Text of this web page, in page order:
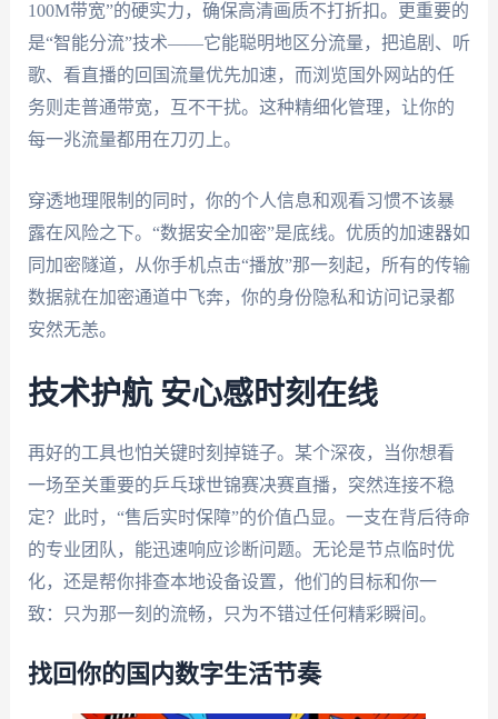
100M带宽”的硬实力，确保高清画质不打折扣。更重要的
是“智能分流”技术——它能聪明地区分流量，把追剧、听
歌、看直播的回国流量优先加速，而浏览国外网站的任
务则走普通带宽，互不干扰。这种精细化管理，让你的
每一兆流量都用在刀刃上。
穿透地理限制的同时，你的个人信息和观看习惯不该暴
露在风险之下。“数据安全加密”是底线。优质的加速器如
同加密隧道，从你手机点击“播放”那一刻起，所有的传输
数据就在加密通道中飞奔，你的身份隐私和访问记录都
安然无恙。
技术护航 安心感时刻在线
再好的工具也怕关键时刻掉链子。某个深夜，当你想看
一场至关重要的乒乓球世锦赛决赛直播，突然连接不稳
定？此时，“售后实时保障”的价值凸显。一支在背后待命
的专业团队，能迅速响应诊断问题。无论是节点临时优
化，还是帮你排查本地设备设置，他们的目标和你一
致：只为那一刻的流畅，只为不错过任何精彩瞬间。
找回你的国内数字生活节奏